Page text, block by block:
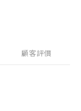
顧客評價